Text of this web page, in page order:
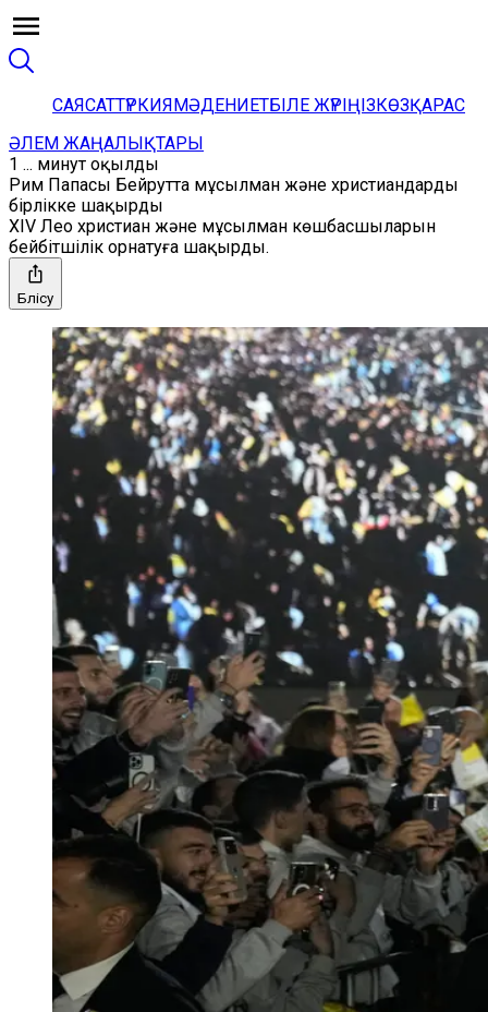
САЯСАТТҮРКИЯМӘДЕНИЕТБІЛЕ ЖҮРІҢІЗКӨЗҚАРАС
ӘЛЕМ ЖАҢАЛЫҚТАРЫ
1 ... минут оқылды
Рим Папасы Бейрутта мұсылман және христиандарды
бірлікке шақырды
XIV Лео христиан және мұсылман көшбасшыларын
бейбітшілік орнатуға шақырды.
Бөлісу